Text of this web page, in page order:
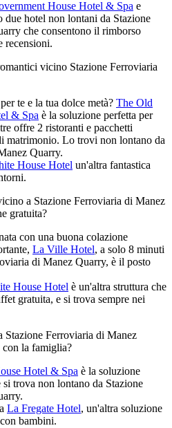
House Hotel & Spa e
due hotel non lontani da Stazione
che consentono il rimborso
recensioni.
vicino Stazione Ferroviaria
te e la tua dolce metà? The Old
& Spa è la soluzione perfetta per
offre 2 ristoranti e pacchetti
matrimonio. Lo trovi non lontano da
Quarry.
House Hotel un'altra fantastica
a Stazione Ferroviaria di Manez
gratuita?
con una buona colazione
La Ville Hotel, a solo 8 minuti
di Manez Quarry, è il posto
House Hotel è un'altra struttura che
gratuita, e si trova sempre nei
Ferroviaria di Manez
la famiglia?
Hotel & Spa è la soluzione
trova non lontano da Stazione
La Fregate Hotel, un'altra soluzione
bambini.